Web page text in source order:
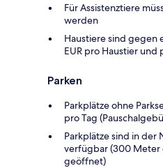
Für Assistenztiere
werden
Haustiere sind gegen
EUR pro Haustier und
Parken
Parkplätze ohne
pro Tag
Parkplätze sind in der
verfügbar (300
geöffnet)